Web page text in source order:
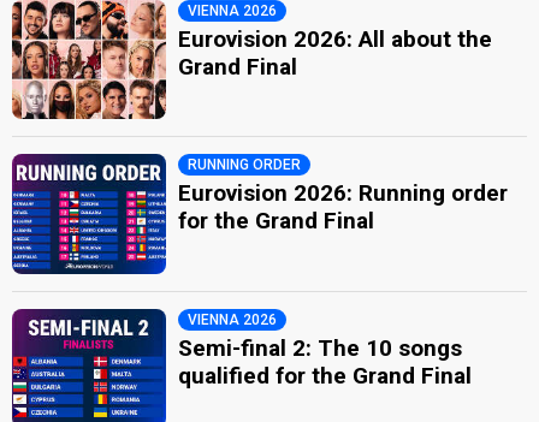
VIENNA 2026
Eurovision 2026: All about the
Grand Final
RUNNING ORDER
Eurovision 2026: Running order
for the Grand Final
VIENNA 2026
Semi-final 2: The 10 songs
qualified for the Grand Final